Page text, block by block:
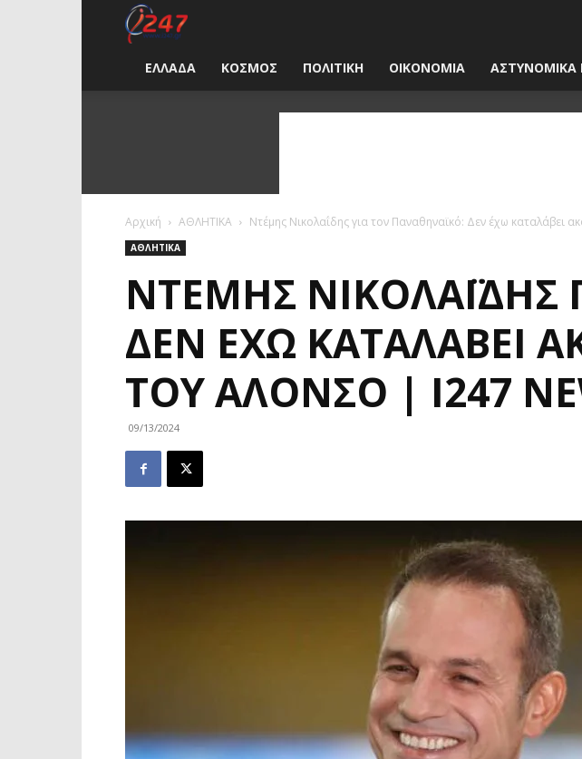
i247
News
ΕΛΛΑΔΑ ΚΟΣΜΟΣ ΠΟΛΙΤΙΚΗ ΟΙΚΟΝΟΜΙΑ ΑΣΤΥΝΟΜΙΚΑ
Αρχική ΑΘΛΗΤΙΚΑ Ντέμης Νικολαΐδης για τον Παναθηναϊκό: Δεν έχω καταλάβει
ΑΘΛΗΤΙΚΑ
ΝΤΈΜΗΣ
ΔΕΝ ΈΧΩ ΚΑΤΑΛΆΒΕΙ
ΤΟΥ ΑΛΌΝΣΟ | I247
09/13/2024